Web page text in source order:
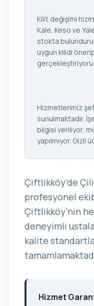
Kilit değişimi
Kale, Keso ve
stokta
uygun kilidi
Hizmetlerimiz
sunulmaktadır.
bilgisi veriliyor,
yapılmıyor. Gizli
Çiftlikköy’de
profesyonel
Çiftlikköy’nin
deneyimli
kalite
Hizmet